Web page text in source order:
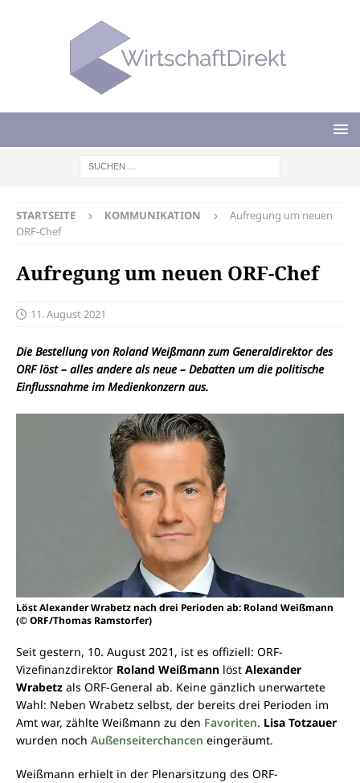
STARTSEITE KOMMUNIKATION
Aufregung um neuen
ORF-Chef
Aufregung um neuen ORF-Chef
11. August 2021
Die Bestellung von Roland Weißmann zum Generaldirektor des
ORF löst – alles andere als neue – Debatten um die politische
Einflussnahme im Medienkonzern aus.
Löst Alexander Wrabetz nach drei Perioden ab: Roland Weißmann
(© ORF/Thomas Ramstorfer)
Seit gestern, 10. August 2021, ist es offiziell: ORF-
Vizefinanzdirektor Roland Weißmann löst Alexander
Wrabetz als ORF-General ab. Keine gänzlich unerwartete
Wahl: Neben Wrabetz selbst, der bereits drei Perioden im
Amt war, zählte Weißmann zu den Favoriten. Lisa Totzauer
wurden noch Außenseiterchancen eingeräumt.
Weißmann erhielt in der Plenarsitzung des ORF-